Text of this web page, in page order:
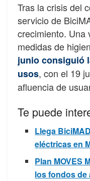
Tras la crisis del
servicio de
crecimiento. Una
medidas de
junio consiguió
usos, con el 19
afluencia de
Te puede
Llega
eléctricas en
Plan MOVES
los fondos de